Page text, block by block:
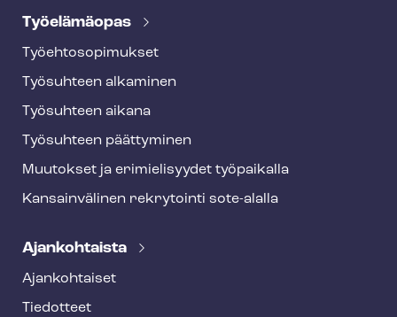
Työelämäopas
Työ­eh­to­so­pi­muk­set
Työsuhteen alkaminen
Työsuhteen aikana
Työsuhteen päättyminen
Muutokset ja erimielisyydet työpaikalla
Kansainvälinen rekrytointi sote-alalla
Ajankohtaista
Ajankohtaiset
Tiedotteet